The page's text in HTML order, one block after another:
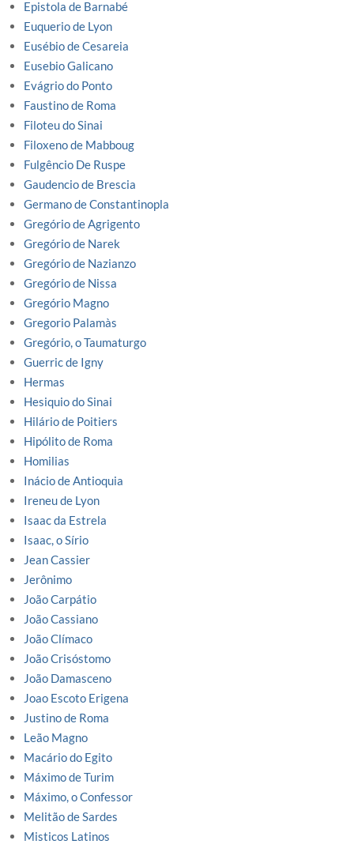
Epistola de Barnabé
Euquerio de Lyon
Eusébio de Cesareia
Eusebio Galicano
Evágrio do Ponto
Faustino de Roma
Filoteu do Sinai
Filoxeno de Mabboug
Fulgêncio De Ruspe
Gaudencio de Brescia
Germano de Constantinopla
Gregório de Agrigento
Gregório de Narek
Gregório de Nazianzo
Gregório de Nissa
Gregório Magno
Gregorio Palamàs
Gregório, o Taumaturgo
Guerric de Igny
Hermas
Hesiquio do Sinai
Hilário de Poitiers
Hipólito de Roma
Homilias
Inácio de Antioquia
Ireneu de Lyon
Isaac da Estrela
Isaac, o Sírio
Jean Cassier
Jerônimo
João Carpátio
João Cassiano
João Clímaco
João Crisóstomo
João Damasceno
Joao Escoto Erigena
Justino de Roma
Leão Magno
Macário do Egito
Máximo de Turim
Máximo, o Confessor
Melitão de Sardes
Misticos Latinos